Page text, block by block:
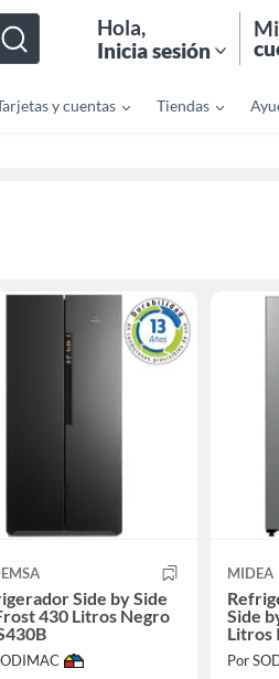
Hola,
Inicia sesión
Mi
y cuentas Tiendas
Side by Side
430 Litros Negro
MIDEA
Side
Litros
Por